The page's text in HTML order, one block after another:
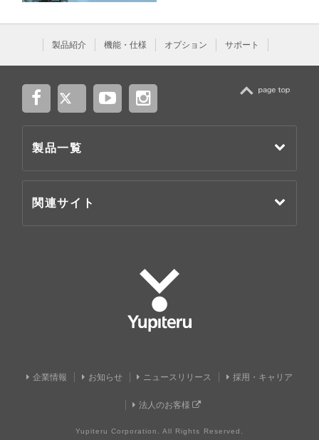
製品紹介 機能・仕様 オプション サポート
製品一覧
関連サイト
企業情報 お知らせ ニュースリリース 採用・キャリア
法人のお客様
Yupiteru Corporation. All Rights Reserved.